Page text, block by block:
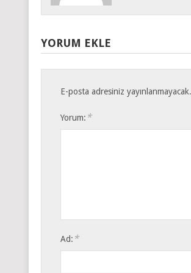
YORUM EKLE
E-posta adresiniz yayınlanmayacak.
Yorum: *
Ad: *